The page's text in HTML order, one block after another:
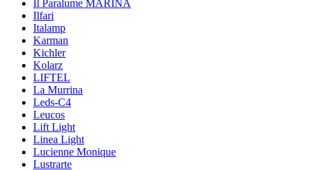
Il Paralume MARINA
Ilfari
Italamp
Karman
Kichler
Kolarz
LIFTEL
La Murrina
Leds-C4
Leucos
Lift Light
Linea Light
Lucienne Monique
Lustrarte